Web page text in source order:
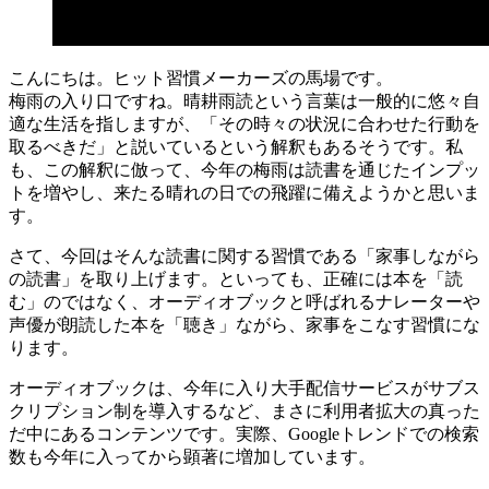
こんにちは。ヒット習慣メーカーズの馬場です。
梅雨の入り口ですね。晴耕雨読という言葉は一般的に悠々自
適な生活を指しますが、「その時々の状況に合わせた行動を
取るべきだ」と説いているという解釈もあるそうです。私
も、この解釈に倣って、今年の梅雨は読書を通じたインプッ
トを増やし、来たる晴れの日での飛躍に備えようかと思いま
す。
さて、今回はそんな読書に関する習慣である「家事しながら
の読書」を取り上げます。といっても、正確には本を「読
む」のではなく、オーディオブックと呼ばれるナレーターや
声優が朗読した本を「聴き」ながら、家事をこなす習慣にな
ります。
オーディオブックは、今年に入り大手配信サービスがサブス
クリプション制を導入するなど、まさに利用者拡大の真った
だ中にあるコンテンツです。実際、Googleトレンドでの検索
数も今年に入ってから顕著に増加しています。